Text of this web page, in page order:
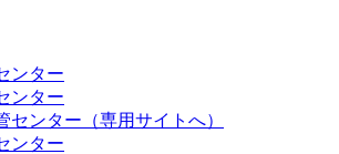
ンター
ンター
センター（専用サイトへ）
ンター